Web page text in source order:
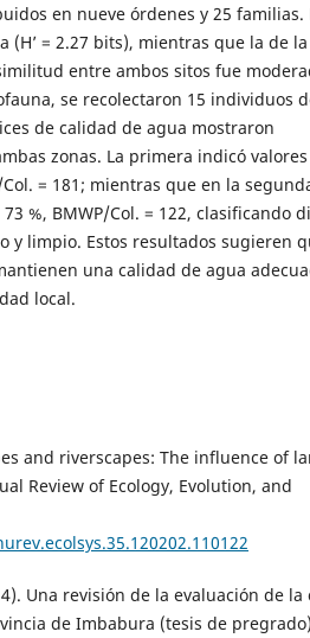
en nueve órdenes y 25 familias.
(H’ = 2.27 bits), mientras que la de la
entre ambos sitos fue
se recolectaron 15 individuos
de calidad de agua mostraron
zonas. La primera indicó valores
Col. = 181; mientras que en la
%, BMWP/Col. = 122, clasificando
y limpio. Estos resultados sugieren
una calidad de agua
local.
and riverscapes: The influence of
Review of Ecology, Evolution, and
Una revisión de la evaluación de la
de Imbabura (tesis de